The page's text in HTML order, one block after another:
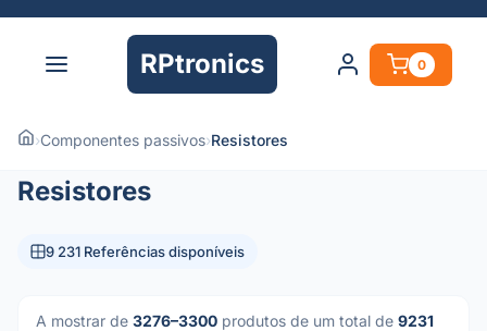
RPtronics 0
›Componentes passivos›Resistores
Resistores
9 231 Referências disponíveis
A mostrar de 3276–3300 produtos de um total de 9231